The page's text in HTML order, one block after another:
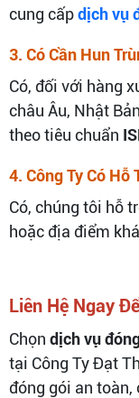
cung cấpdịch vụ
3. Có Cần Hun
Có, đối với hàng
châu Âu, Nhật
theo tiêu chuẩn
4. Công Ty Có Hỗ
Có, chúng tôi hỗ
hoặc địa điểm
Liên Hệ Ngay
Chọn dịch vụ
tại Công Ty Đạt
đóng gói an toàn,